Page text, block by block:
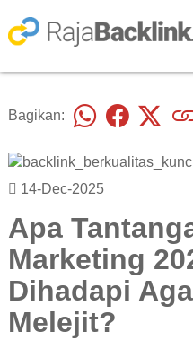
Bagikan:
14-Dec-2025
Apa
Marketing
Dihadapi
Melejit?